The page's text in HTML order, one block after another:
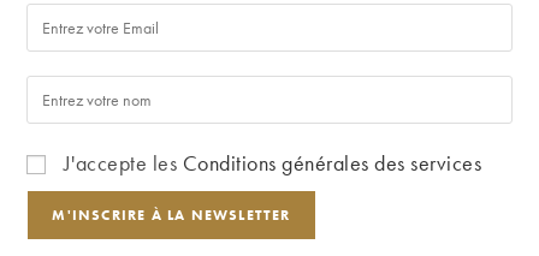
J'accepte les Conditions générales des services